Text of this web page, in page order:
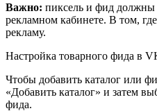
Важно: пиксель и фид
рекламном кабинете. В том,
рекламу.
Настройка товарного фида в
Чтобы добавить каталог или
«Добавить каталог» и затем
фида.